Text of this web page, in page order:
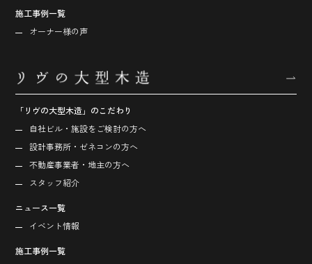
施工事例一覧
オーナー様の声
「リヴの大型木造」のこだわり
自社ビル・施設をご検討の方へ
設計事務所・ゼネコンの方へ
不動産事業者・地主の方へ
スタッフ紹介
ニュース一覧
イベント情報
施工事例一覧